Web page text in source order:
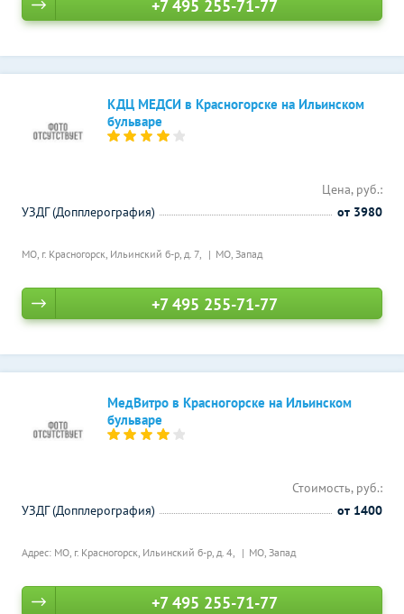
+7 495 255-71-77
КДЦ МЕДСИ в Красногорске на Ильинском
бульваре
МО, г. Красногорск, Ильинский б-р, д. 7, МО, Запад
Цена, руб.:
УЗДГ (Допплерография)
от 3980
+7 495 255-71-77
МедВитро в Красногорске на Ильинском
бульваре
Адрес: МО, г. Красногорск, Ильинский б-р, д. 4, МО, Запад
Стоимость, руб.:
УЗДГ (Допплерография)
от 1400
+7 495 255-71-77